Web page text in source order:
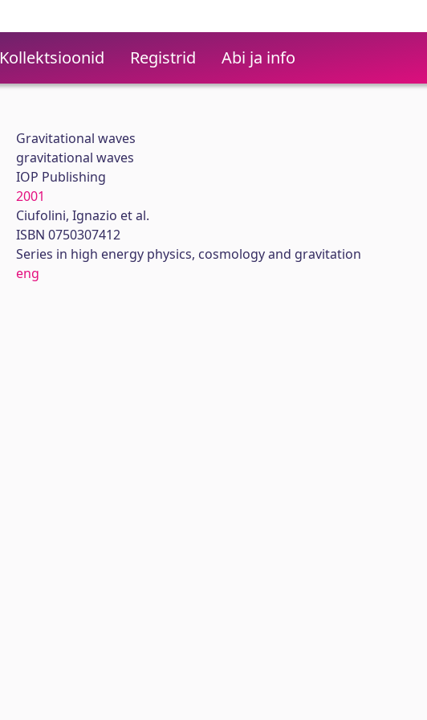
Kollektsioonid Registrid Abi ja info
Gravitational waves
gravitational waves
IOP Publishing
2001
Ciufolini, Ignazio et al.
ISBN 0750307412
Series in high energy physics, cosmology and gravitation
eng